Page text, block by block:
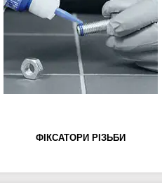
ФІКСАТОРИ РІЗЬБИ